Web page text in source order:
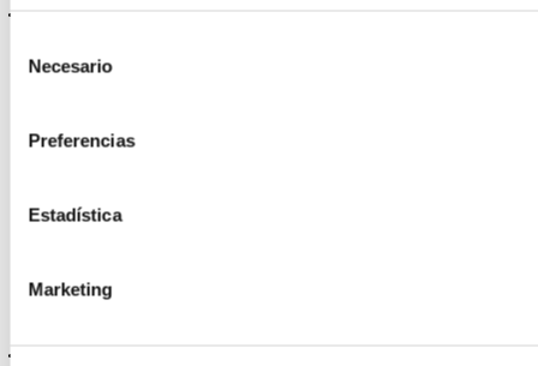
Necesario
Preferencias
Estadística
Marketing
ARTDECO
POR SÓLO
Se han añadido los artículos seleccionados a la lista de